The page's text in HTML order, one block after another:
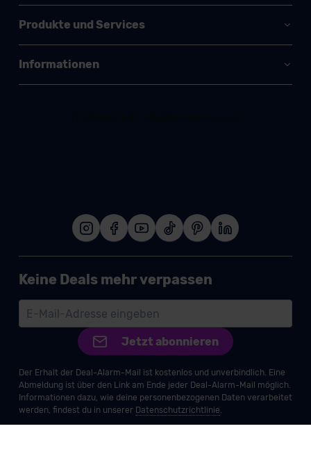
Produkte und Services
Informationen
Keine Deals mehr verpassen
Jetzt abonnieren
Der Erhalt der Deal-Alarm-Mail ist kostenlos und unverbindlich. Eine
Abmeldung ist über den Link am Ende jeder Deal-Alarm-Mail möglich.
Informationen dazu, wie deine personenbezogenen Daten verarbeitet
werden, findest du in unserer Datenschutzrichtlinie.